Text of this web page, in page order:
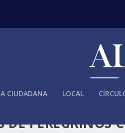
CIUDADANA LOCAL
DE PEREGRINOS